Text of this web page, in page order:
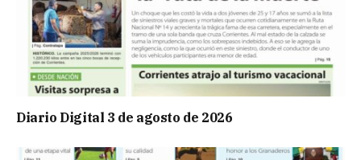
Diario Digital 3 de agosto de 2026